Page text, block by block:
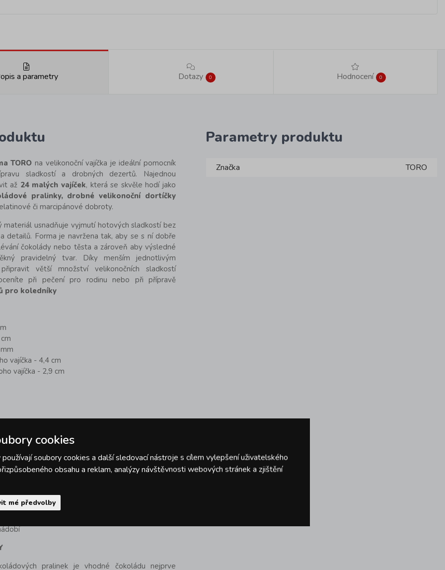
a parametry Dotazy 0 Hodnocení 0
TORO na velikonoční vajíčka je ideální pomocník
sladkostí a drobných dezertů. Najednou
až 24 malých vajíček, která se skvěle hodí jako
pralinky, drobné velikonoční dortíčky
či marcipánové dobroty.
materiál usnadňuje vyjmutí hotových sladkostí bez
detailů. Forma je navržena tak, aby se s ní dobře
čokolády nebo těsta a zároveň aby výsledné
pravidelný tvar. Díky menším jednotlivým
větší množství velikonočních sladkostí
při pečení pro rodinu nebo při přípravě
pro koledníky
vajíčka - 4,4 cm
vajíčka - 2,9 cm
(maximálně 230°C), mikrovlnná trouba, lednice,
pralinek je vhodné čokoládu nejprve
Parametry produktu
Značka TORO
cookies
soubory cookies a další sledovací nástroje s cílem vylepšení uživatelského
obsahu a reklam, analýzy návštěvnosti webových stránek a zjištění
mé předvolby